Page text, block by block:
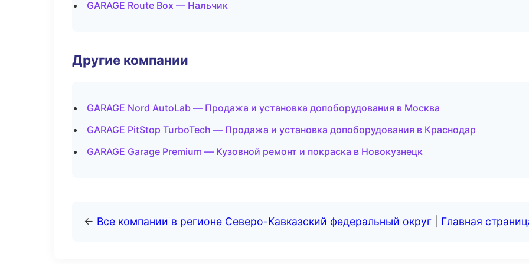
GARAGE Route Box — Нальчик
Другие компании
GARAGE Nord AutoLab — Продажа и установка допоборудования в Москва
GARAGE PitStop TurboTech — Продажа и установка допоборудования в Краснодар
GARAGE Garage Premium — Кузовной ремонт и покраска в Новокузнецк
← Все компании в регионе Северо-Кавказский федеральный округ Главная